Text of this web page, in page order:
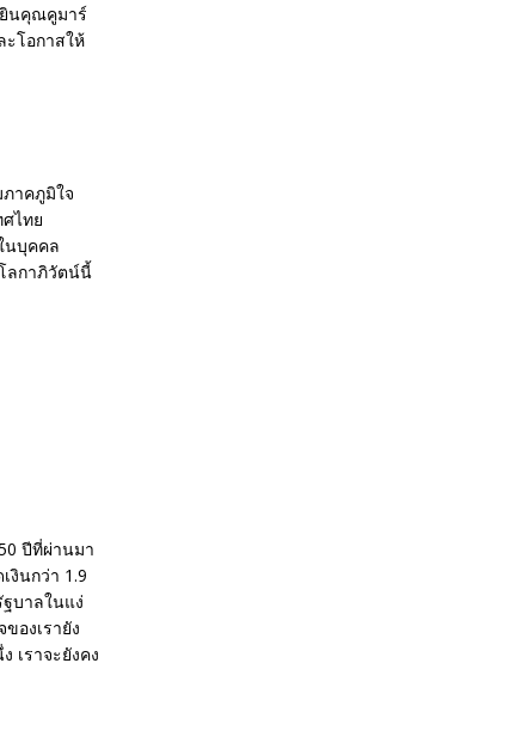
ยินคุณคูมาร์
โอกาสให้
าคภูมิใจ
ไทย
นบุคคล
ลกาภิวัตน์นี้
ปีที่ผ่านมา
งินกว่า 1.9
บาลในแง่
องเรายัง
เราจะยังคง